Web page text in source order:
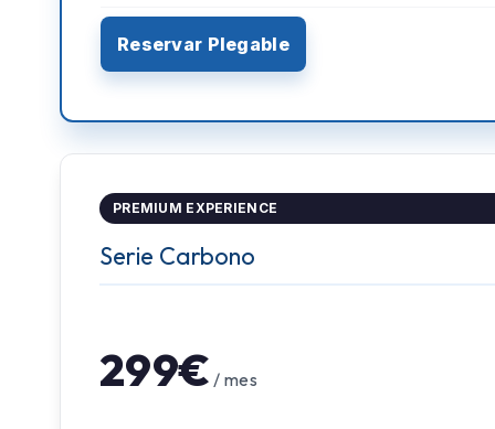
Reservar Plegable
PREMIUM EXPERIENCE
Serie Carbono
299€ / mes